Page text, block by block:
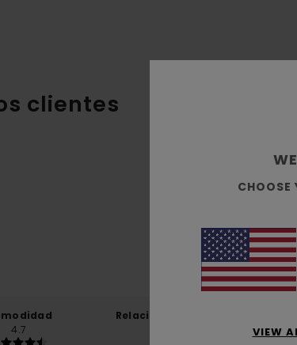
clientes
basado en7
El 43% de nuestros
4.7
Relación calidad-precio
CHOOSE
VIEW